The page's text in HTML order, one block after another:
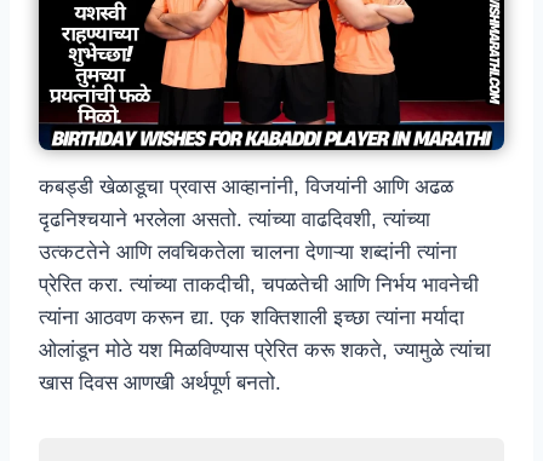
कबड्डी खेळाडूचा प्रवास आव्हानांनी, विजयांनी आणि अढळ
दृढनिश्चयाने भरलेला असतो. त्यांच्या वाढदिवशी, त्यांच्या
उत्कटतेने आणि लवचिकतेला चालना देणाऱ्या शब्दांनी त्यांना
प्रेरित करा. त्यांच्या ताकदीची, चपळतेची आणि निर्भय भावनेची
त्यांना आठवण करून द्या. एक शक्तिशाली इच्छा त्यांना मर्यादा
ओलांडून मोठे यश मिळविण्यास प्रेरित करू शकते, ज्यामुळे त्यांचा
खास दिवस आणखी अर्थपूर्ण बनतो.